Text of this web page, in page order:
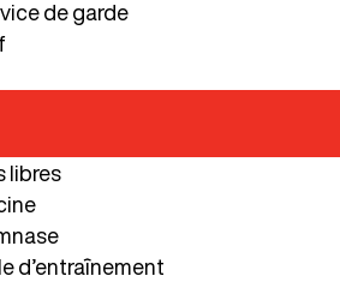
de garde
libres
d’entraînement